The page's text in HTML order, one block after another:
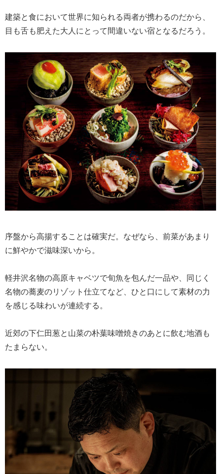
建築と食において世界に知られる両者が携わるのだから、
目も舌も肥えた大人にとって間違いない宿となるだろう。
序盤から高揚することは確実だ。なぜなら、前菜があまり
に鮮やかで滋味深いから。
軽井沢名物の高原キャベツで旬魚を包んだ一品や、同じく
名物の蕎麦のリゾット仕立てなど、ひと口にして素材の力
を感じる味わいが連続する。
近郊の下仁田葱と山菜の朴葉味噌焼きのあとに飲む地酒も
たまらない。